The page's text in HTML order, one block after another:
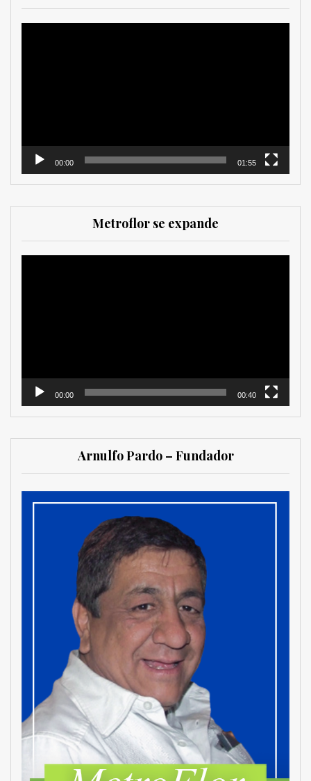
00:00 01:55
Metroflor se expande
00:00 00:40
Arnulfo Pardo – Fundador